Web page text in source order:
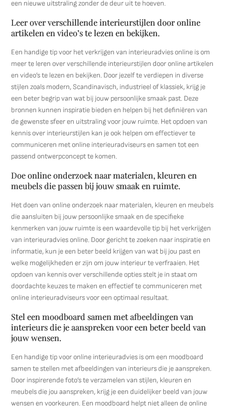
een nieuwe uitstraling zonder de deur uit te hoeven.
Leer over verschillende interieurstijlen door online
artikelen en video’s te lezen en bekijken.
Een handige tip voor het verkrijgen van interieuradvies online is om
meer te leren over verschillende interieurstijlen door online artikelen
en video’s te lezen en bekijken. Door jezelf te verdiepen in diverse
stijlen zoals modern, Scandinavisch, industrieel of klassiek, krijg je
een beter begrip van wat bij jouw persoonlijke smaak past. Deze
bronnen kunnen inspiratie bieden en helpen bij het definiëren van
de gewenste sfeer en uitstraling voor jouw ruimte. Het opdoen van
kennis over interieurstijlen kan je ook helpen om effectiever te
communiceren met online interieuradviseurs en samen tot een
passend ontwerpconcept te komen.
Doe online onderzoek naar materialen, kleuren en
meubels die passen bij jouw smaak en ruimte.
Het doen van online onderzoek naar materialen, kleuren en meubels
die aansluiten bij jouw persoonlijke smaak en de specifieke
kenmerken van jouw ruimte is een waardevolle tip bij het verkrijgen
van interieuradvies online. Door gericht te zoeken naar inspiratie en
informatie, kun je een beter beeld krijgen van wat bij jou past en
welke mogelijkheden er zijn om jouw interieur te verfraaien. Het
opdoen van kennis over verschillende opties stelt je in staat om
doordachte keuzes te maken en effectief te communiceren met
online interieuradviseurs voor een optimaal resultaat.
Stel een moodboard samen met afbeeldingen van
interieurs die je aanspreken voor een beter beeld van
jouw wensen.
Een handige tip voor online interieuradvies is om een moodboard
samen te stellen met afbeeldingen van interieurs die je aanspreken.
Door inspirerende foto’s te verzamelen van stijlen, kleuren en
meubels die jou aanspreken, krijg je een duidelijker beeld van jouw
wensen en voorkeuren. Een moodboard helpt niet alleen de online